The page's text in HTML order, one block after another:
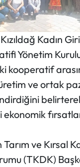
Kadın
Yönetim
kooperatif
ve ortak
ekonomik
ve Kırsal
(TKDK)